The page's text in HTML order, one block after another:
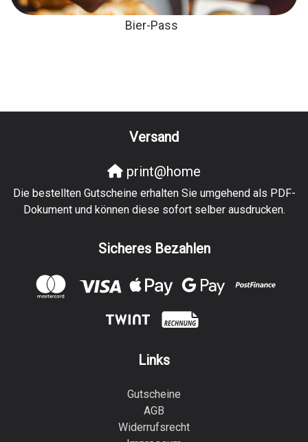
Bier-Pass
Versand
print@home
Die bestellten Gutscheine erhalten Sie umgehend als PDF-
Dokument und können diese sofort selber ausdrucken.
Sicheres Bezahlen
Links
Gutscheine
AGB
Widerrufsrecht